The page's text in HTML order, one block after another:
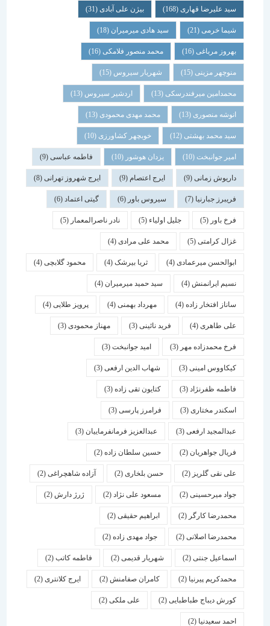
سید علیرضا قهاری(168) بیژن علی آبادی(31)
شیما خرمی(21) سید هادی میرمیران(18)
بهروز مرباغی (16) محمد منصور فلامکی (16)
منوچهر مزینی(15) شهریار سیروس(15)
محمدامین میرفندرسکی(13) اردشیر سیروس(13)
انوشه منصوری(13) محمد مهدی محمودی(13)
سید محمد بهشتی(12) خوبچهر کشاورزی(10)
امیر جوانبخت(10) یزدان هوشور(10) فاطمه عباسی(9)
داریوش زمانی(9) ایرج اعتصام(9) ایرج شهروز تهرانی(8)
فریبرز جبارنیا(7) سیروس باور(6) گیتی اعتماد(6)
فرخ باور(5) جلیل اولیاء(5) نادر ناصرالمعمار (5)
غزال کرامتی(5) محمد علی مرادی(4)
ابوالحسن میرعمادی(4) ثریا بیرشک(4) محمود گلابچی(4)
نسیم ایرانمنش(4) سید حمید میرمیران(4)
ساناز افتخار زاده(4) مهرداد بهمنی (4) پرویز طلایی(4)
علی طاهری(4) فرید نائینی(3) مهناز محمودی(3)
فرخ محمدزاده مهر(3) امید جوانبخت(3)
کیکاووس امینی(3) شهاب الدین ارفعی(3)
فاطمه ظفرنژاد(3) کتایون تقی زاده(3)
اسكندر مختاری (3) فرامرز پارسی(3)
عبدالمجید ارفعی(3) عبدالعزیز فرمانفرماییان(3)
فریال جواهریان(2) حسین سلطان زاده(2)
علی نقی گلریز(2) حسن بلخاری(2) آزاده شاهچراغی(2)
جواد میرحسینی(2) مسعود علی نژاد(2) ژرژ دارش (2)
محمدرضا کارگر(2) ابراهیم حقیقی(2)
محمدرضا اصلانی(2) جواد مهدی زاده(2)
اسماعیل جنتی(2) شهریار قدیمی(2) فاطمه کاتب(2)
محمدکریم پیرنیا (2) کامران صفامنش(2) ایرج کلانتری (2)
کورش دیباج طباطبایی(2) علی ملکی(2)
احمد سعیدنیا (2)